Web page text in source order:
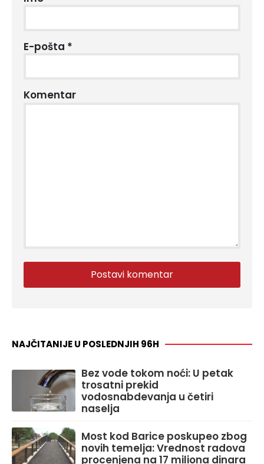
E-pošta *
Komentar
NAJČITANIJE U POSLEDNJIH 96H
Bez vode tokom noći: U petak
trosatni prekid
vodosnabdevanja u četiri
naselja
Most kod Barice poskupeo zbog
novih temelja: Vrednost radova
procenjena na 17 miliona dinara